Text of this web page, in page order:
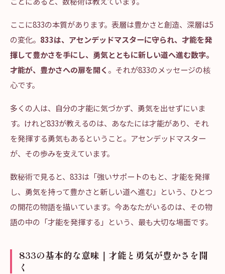
ここに833の本質があります。表層は豊かさと創造、深層は5
の変化。 833は、アセンデッドマスターに守られ、才能を発
揮して豊かさを手にし、勇気とともに新しい道へ進む数字。
才能が、豊かさへの扉を開く 。それが833のメッセージの核
心です。
多くの人は、自分の才能に気づかず、勇気を出せずにいま
す。けれど833が教えるのは、あなたには才能があり、それ
を発揮する勇気もあるということ。アセンデッドマスター
が、その歩みを支えています。
数秘術で見ると、833は「強いサポートのもと、才能を発揮
し、勇気を持って豊かさと新しい道へ進む」という、ひとつ
の開花の物語を描いています。今あなたがいるのは、その物
語の中の「才能を発揮する」という、最も大切な場面です。
833の基本的な意味｜才能と勇気が豊かさを開
く